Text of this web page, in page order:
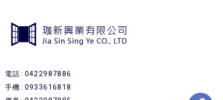
電話: 0422987886
手機: 0933616818